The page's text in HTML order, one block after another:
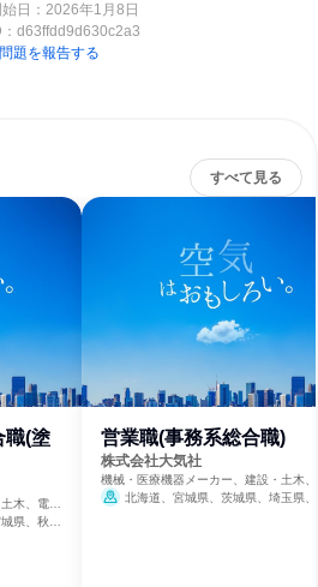
日：2026年1月8日
d63ffdd9d630c2a3
問題を報告する
すべて見る
職(塗
木、電
県、秋田
営業職(事務系総合職)
株式会社大気社
機械・医療機器メーカー、建設・土木
力・ガス・水道・エネルギー
北海道、宮城県、茨城県、埼玉県